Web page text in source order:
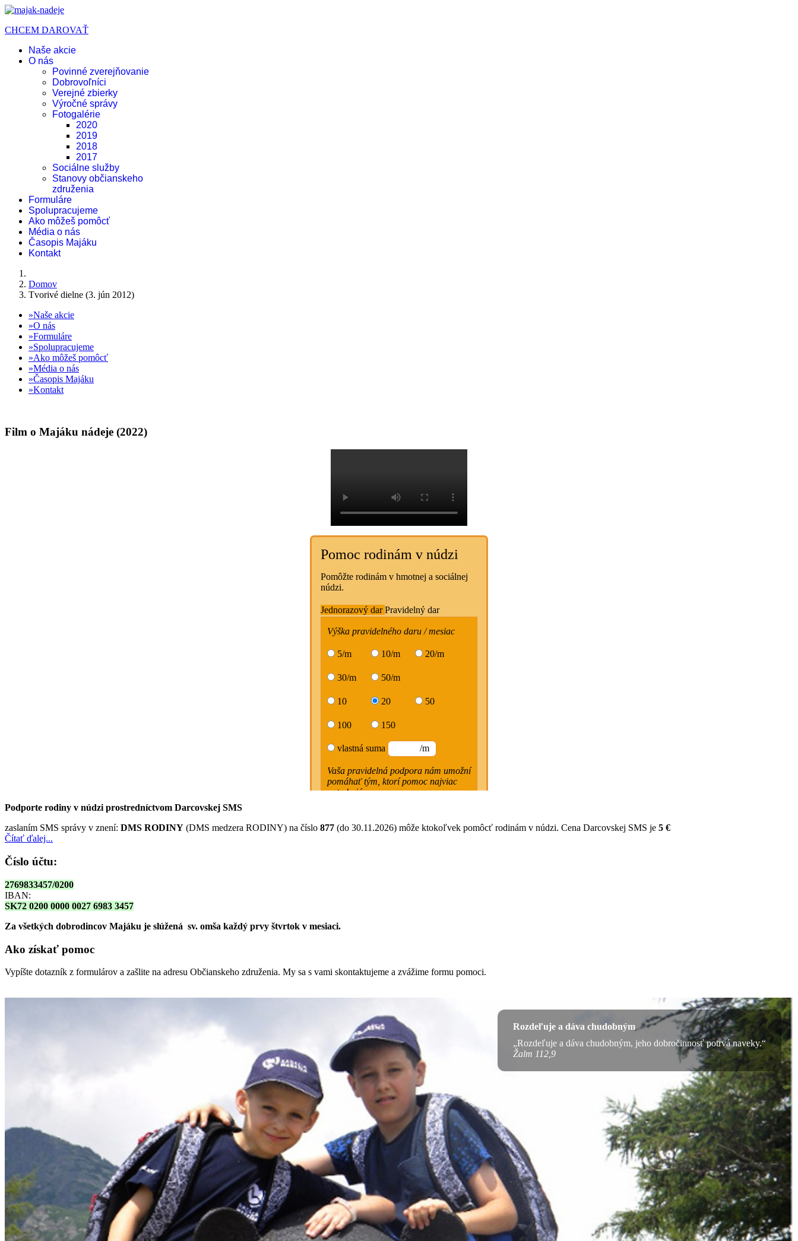
CHCEM DAROVAŤ
Naše akcie
O nás
Povinné zverejňovanie
Dobrovoľníci
Verejné zbierky
Výročné správy
Fotogalérie
2020
2019
2018
2017
Sociálne služby
Stanovy občianskeho
združenia
Formuláre
Spolupracujeme
Ako môžeš pomôcť
Média o nás
Časopis Majáku
Kontakt
Domov
Tvorivé dielne (3. jún 2012)
Naše akcie
O nás
Formuláre
Spolupracujeme
Ako môžeš pomôcť
Média o nás
Časopis Majáku
Kontakt
Film o Majáku nádeje (2022)
Podporte rodiny v núdzi prostredníctvom Darcovskej SMS
zaslaním SMS správy v znení: DMS RODINY (DMS medzera RODINY) na číslo 877 (do 30.11.2026) môže ktokoľvek pomôcť rodinám v núdzi. Cena Darcovskej SMS je 5 €
Čítať ďalej...
Číslo účtu:
2769833457/0200
IBAN:
SK72 0200 0000 0027 6983 3457
Za všetkých dobrodincov Majáku je slúžená sv. omša každý prvy štvrtok v mesiaci.
Ako získať pomoc
Vypíšte dotazník z formulárov a zašlite na adresu Občianskeho združenia. My sa s vami skontaktujeme a zvážime formu pomoci.
Rozdeľuje a dáva chudobným
„Rozdeľuje a dáva chudobným, jeho dobročinnosť potrvá naveky.“
Žalm 112,9